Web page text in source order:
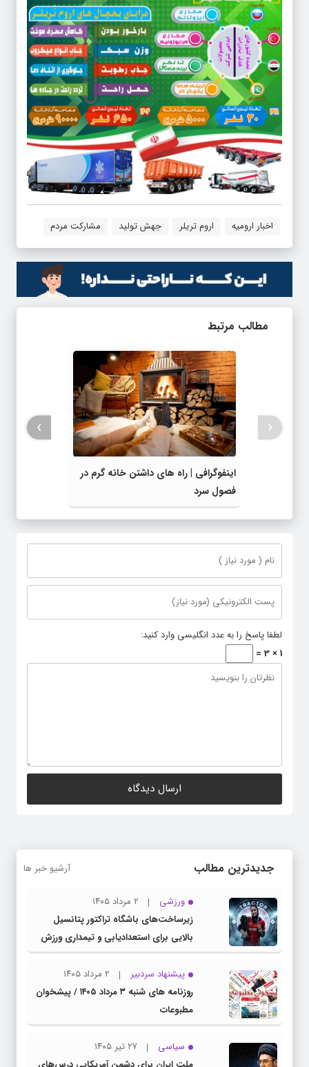
اخبار ارومیه اروم تریلر جهش تولید مشارکت مردم
مطالب مرتبط
اینفوگرافی | راه های داشتن خانه گرم در
فصول سرد
‹
›
لطفا پاسخ را به عدد انگلیسی وارد کنید:
1 × 3 =
جدیدترین مطالب آرشیو خبر ها
ورزشی
۲ مرداد ۱۴۰۵
زیرساخت‌های باشگاه تراکتور پتانسیل
بالایی برای استعدادیابی و تیمداری ورزش
بانوان دارد
پیشنهاد سردبیر
۲ مرداد ۱۴۰۵
روزنامه های شنبه ۳ مرداد ۱۴۰۵ / پیشخوان
مطبوعات
سیاسی
۲۷ تیر ۱۴۰۵